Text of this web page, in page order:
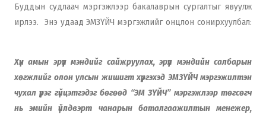
Буддын судлаач мэргэжлээр бакалаврын сургалтыг явуулж
ирлээ. Энэ удаад ЭМЗҮЙЧ мэргэжлийг онцлон сонирхуулбал:
Хүн амын эрүүл мэндийг сайжруулах, эрүүл мэндийн салбарын
хөгжлийг олон улсын жишигт хүргэхэд ЭМЗҮЙЧ мэргэжилтэн
чухал үүрэг гүйцэтгэдэг бөгөөд “ЭМ ЗҮЙЧ” мэргэжлээр төгсөгч
нь эмийн үйлдвэрт чанарын баталгаажилтын менежер,